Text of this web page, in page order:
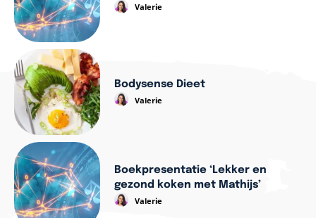
Valerie
Bodysense Dieet
Valerie
Boekpresentatie ‘Lekker en
gezond koken met Mathijs’
Valerie